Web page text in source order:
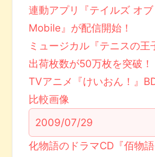
連動アプリ『テイルズ オ
Mobile』が配信開始！
ミュージカル『テニスの王
出荷枚数が50万枚を突破！
TVアニメ『けいおん！』
比較画像
2009/07/29
化物語のドラマCD『佰物